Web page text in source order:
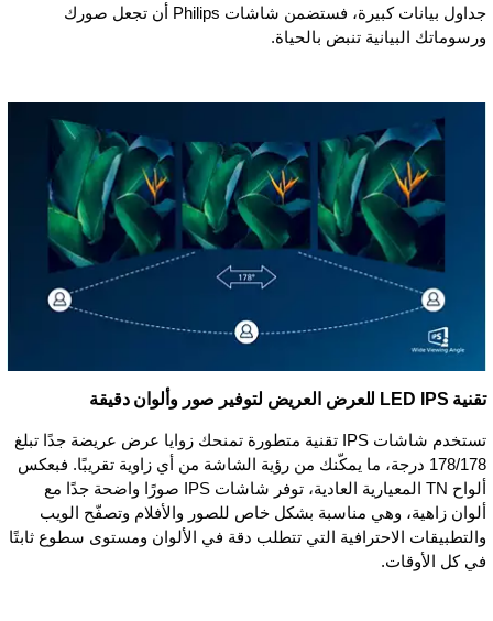
جداول بيانات كبيرة، فستضمن شاشات Philips أن تجعل صورك
ورسوماتك البيانية تنبض بالحياة.
تقنية IPS ‏LED للعرض العريض لتوفير صور وألوان دقيقة
تستخدم شاشات IPS تقنية متطورة تمنحك زوايا عرض عريضة جدًا تبلغ
178/178 درجة، ما يمكّنك من رؤية الشاشة من أي زاوية تقريبًا. فبعكس
ألواح TN المعيارية العادية، توفر شاشات IPS صورًا واضحة جدًا مع
ألوان زاهية، وهي مناسبة بشكل خاص للصور والأفلام وتصفّح الويب
والتطبيقات الاحترافية التي تتطلب دقة في الألوان ومستوى سطوع ثابتًا
في كل الأوقات.